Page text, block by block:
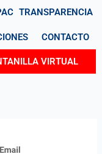
TRANSPARENCIA
CONTACTO
VIRTUAL